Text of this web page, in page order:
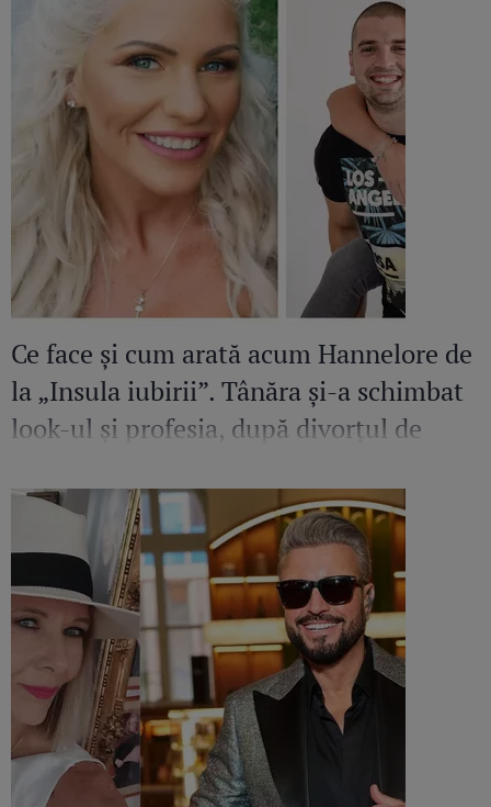
Ce face și cum arată acum Hannelore de
la „Insula iubirii”. Tânăra și-a schimbat
look-ul și profesia, după divorțul de